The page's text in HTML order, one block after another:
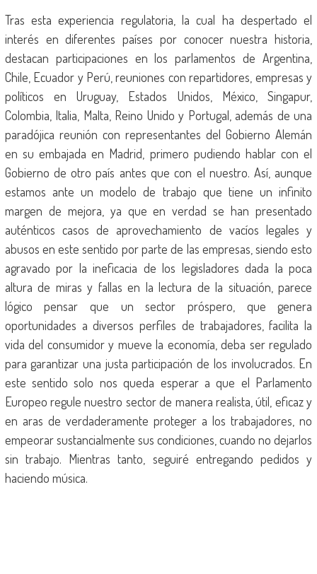
Tras esta experiencia regulatoria, la cual ha despertado el
interés en diferentes países por conocer nuestra historia,
destacan participaciones en los parlamentos de Argentina,
Chile, Ecuador y Perú, reuniones con repartidores, empresas y
políticos en Uruguay, Estados Unidos, México, Singapur,
Colombia, Italia, Malta, Reino Unido y Portugal, además de una
paradójica reunión con representantes del Gobierno Alemán
en su embajada en Madrid, primero pudiendo hablar con el
Gobierno de otro país antes que con el nuestro. Así, aunque
estamos ante un modelo de trabajo que tiene un infinito
margen de mejora, ya que en verdad se han presentado
auténticos casos de aprovechamiento de vacíos legales y
abusos en este sentido por parte de las empresas, siendo esto
agravado por la ineficacia de los legisladores dada la poca
altura de miras y fallas en la lectura de la situación, parece
lógico pensar que un sector próspero, que genera
oportunidades a diversos perfiles de trabajadores, facilita la
vida del consumidor y mueve la economía, deba ser regulado
para garantizar una justa participación de los involucrados. En
este sentido solo nos queda esperar a que el Parlamento
Europeo regule nuestro sector de manera realista, útil, eficaz y
en aras de verdaderamente proteger a los trabajadores, no
empeorar sustancialmente sus condiciones, cuando no dejarlos
sin trabajo. Mientras tanto, seguiré entregando pedidos y
haciendo música.